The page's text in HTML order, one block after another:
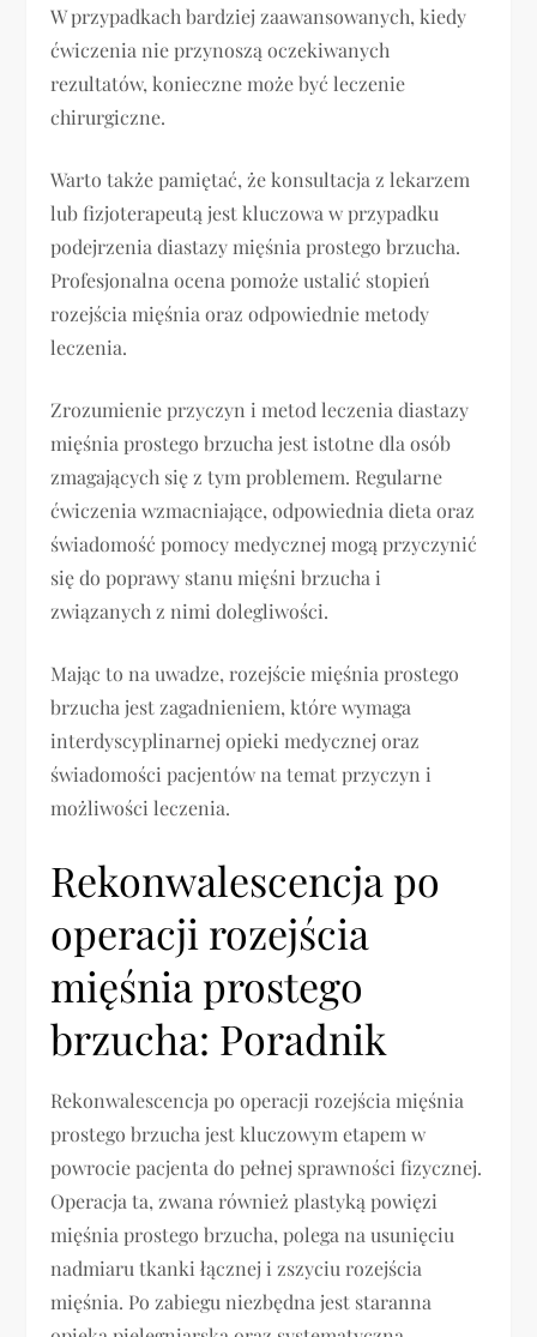
W przypadkach bardziej zaawansowanych, kiedy
ćwiczenia nie przynoszą oczekiwanych
rezultatów, konieczne może być leczenie
chirurgiczne.
Warto także pamiętać, że konsultacja z lekarzem
lub fizjoterapeutą jest kluczowa w przypadku
podejrzenia diastazy mięśnia prostego brzucha.
Profesjonalna ocena pomoże ustalić stopień
rozejścia mięśnia oraz odpowiednie metody
leczenia.
Zrozumienie przyczyn i metod leczenia diastazy
mięśnia prostego brzucha jest istotne dla osób
zmagających się z tym problemem. Regularne
ćwiczenia wzmacniające, odpowiednia dieta oraz
świadomość pomocy medycznej mogą przyczynić
się do poprawy stanu mięśni brzucha i
związanych z nimi dolegliwości.
Mając to na uwadze, rozejście mięśnia prostego
brzucha jest zagadnieniem, które wymaga
interdyscyplinarnej opieki medycznej oraz
świadomości pacjentów na temat przyczyn i
możliwości leczenia.
Rekonwalescencja po
operacji rozejścia
mięśnia prostego
brzucha: Poradnik
Rekonwalescencja po operacji rozejścia mięśnia
prostego brzucha jest kluczowym etapem w
powrocie pacjenta do pełnej sprawności fizycznej.
Operacja ta, zwana również plastyką powięzi
mięśnia prostego brzucha, polega na usunięciu
nadmiaru tkanki łącznej i zszyciu rozejścia
mięśnia. Po zabiegu niezbędna jest staranna